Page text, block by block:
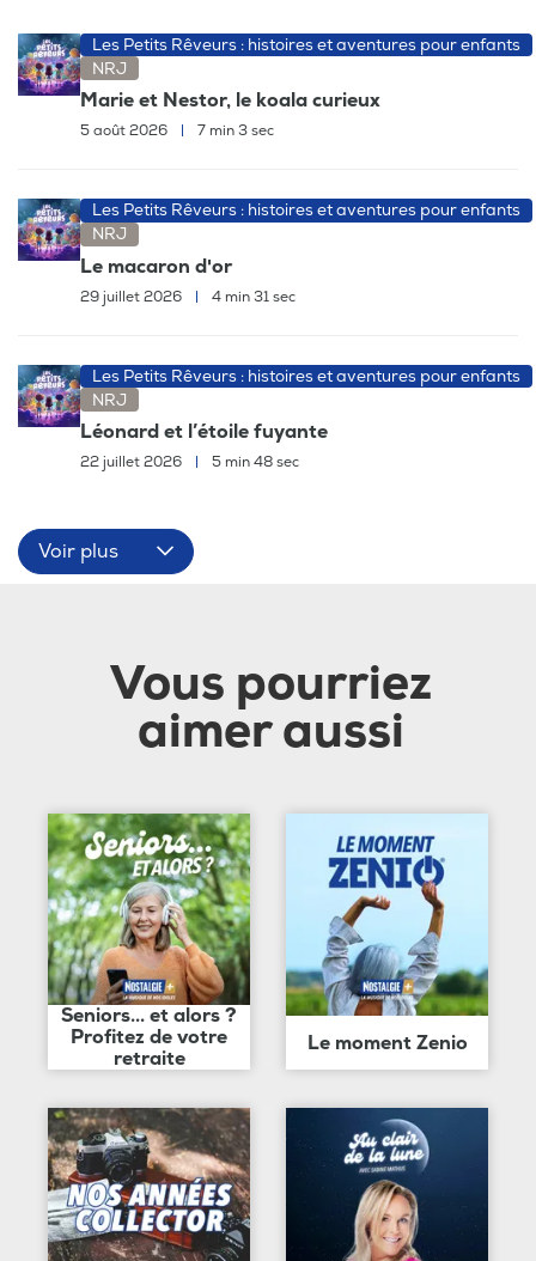
Les Petits Rêveurs : histoires et aventures pour enfants
NRJ
Marie et Nestor, le koala curieux
5 août 2026 7 min 3 sec
Les Petits Rêveurs : histoires et aventures pour enfants
NRJ
Le macaron d'or
29 juillet 2026 | 4 min 31 sec
Les Petits Rêveurs : histoires et aventures pour enfants
NRJ
Léonard et l’étoile fuyante
22 juillet 2026 5 min 48 sec
Voir plus
Vous pourriez
aimer aussi
Seniors... et alors ?
Profitez de votre
retraite
Le moment Zenio